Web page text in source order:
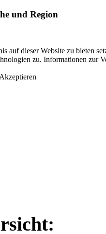
und Region
auf dieser Website zu bieten
zu. Informationen zur